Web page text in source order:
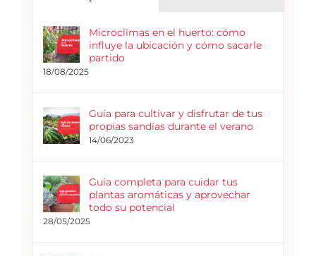
Microclimas en el huerto: cómo
influye la ubicación y cómo sacarle
partido
18/08/2025
Guía para cultivar y disfrutar de tus
propias sandías durante el verano
14/06/2023
Guía completa para cuidar tus
plantas aromáticas y aprovechar
todo su potencial
28/05/2025